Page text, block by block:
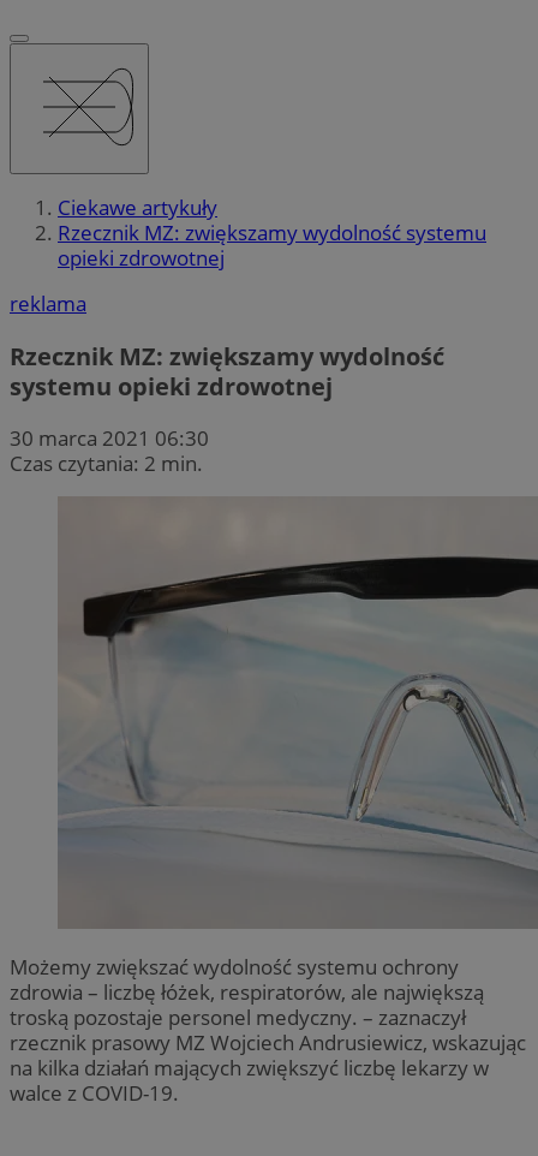
Ciekawe artykuły
Rzecznik MZ: zwiększamy wydolność systemu
opieki zdrowotnej
reklama
Rzecznik MZ: zwiększamy wydolność
systemu opieki zdrowotnej
30 marca 2021 06:30
Czas czytania: 2 min.
Możemy zwiększać wydolność systemu ochrony
zdrowia – liczbę łóżek, respiratorów, ale największą
troską pozostaje personel medyczny. – zaznaczył
rzecznik prasowy MZ Wojciech Andrusiewicz, wskazując
na kilka działań mających zwiększyć liczbę lekarzy w
walce z COVID-19.